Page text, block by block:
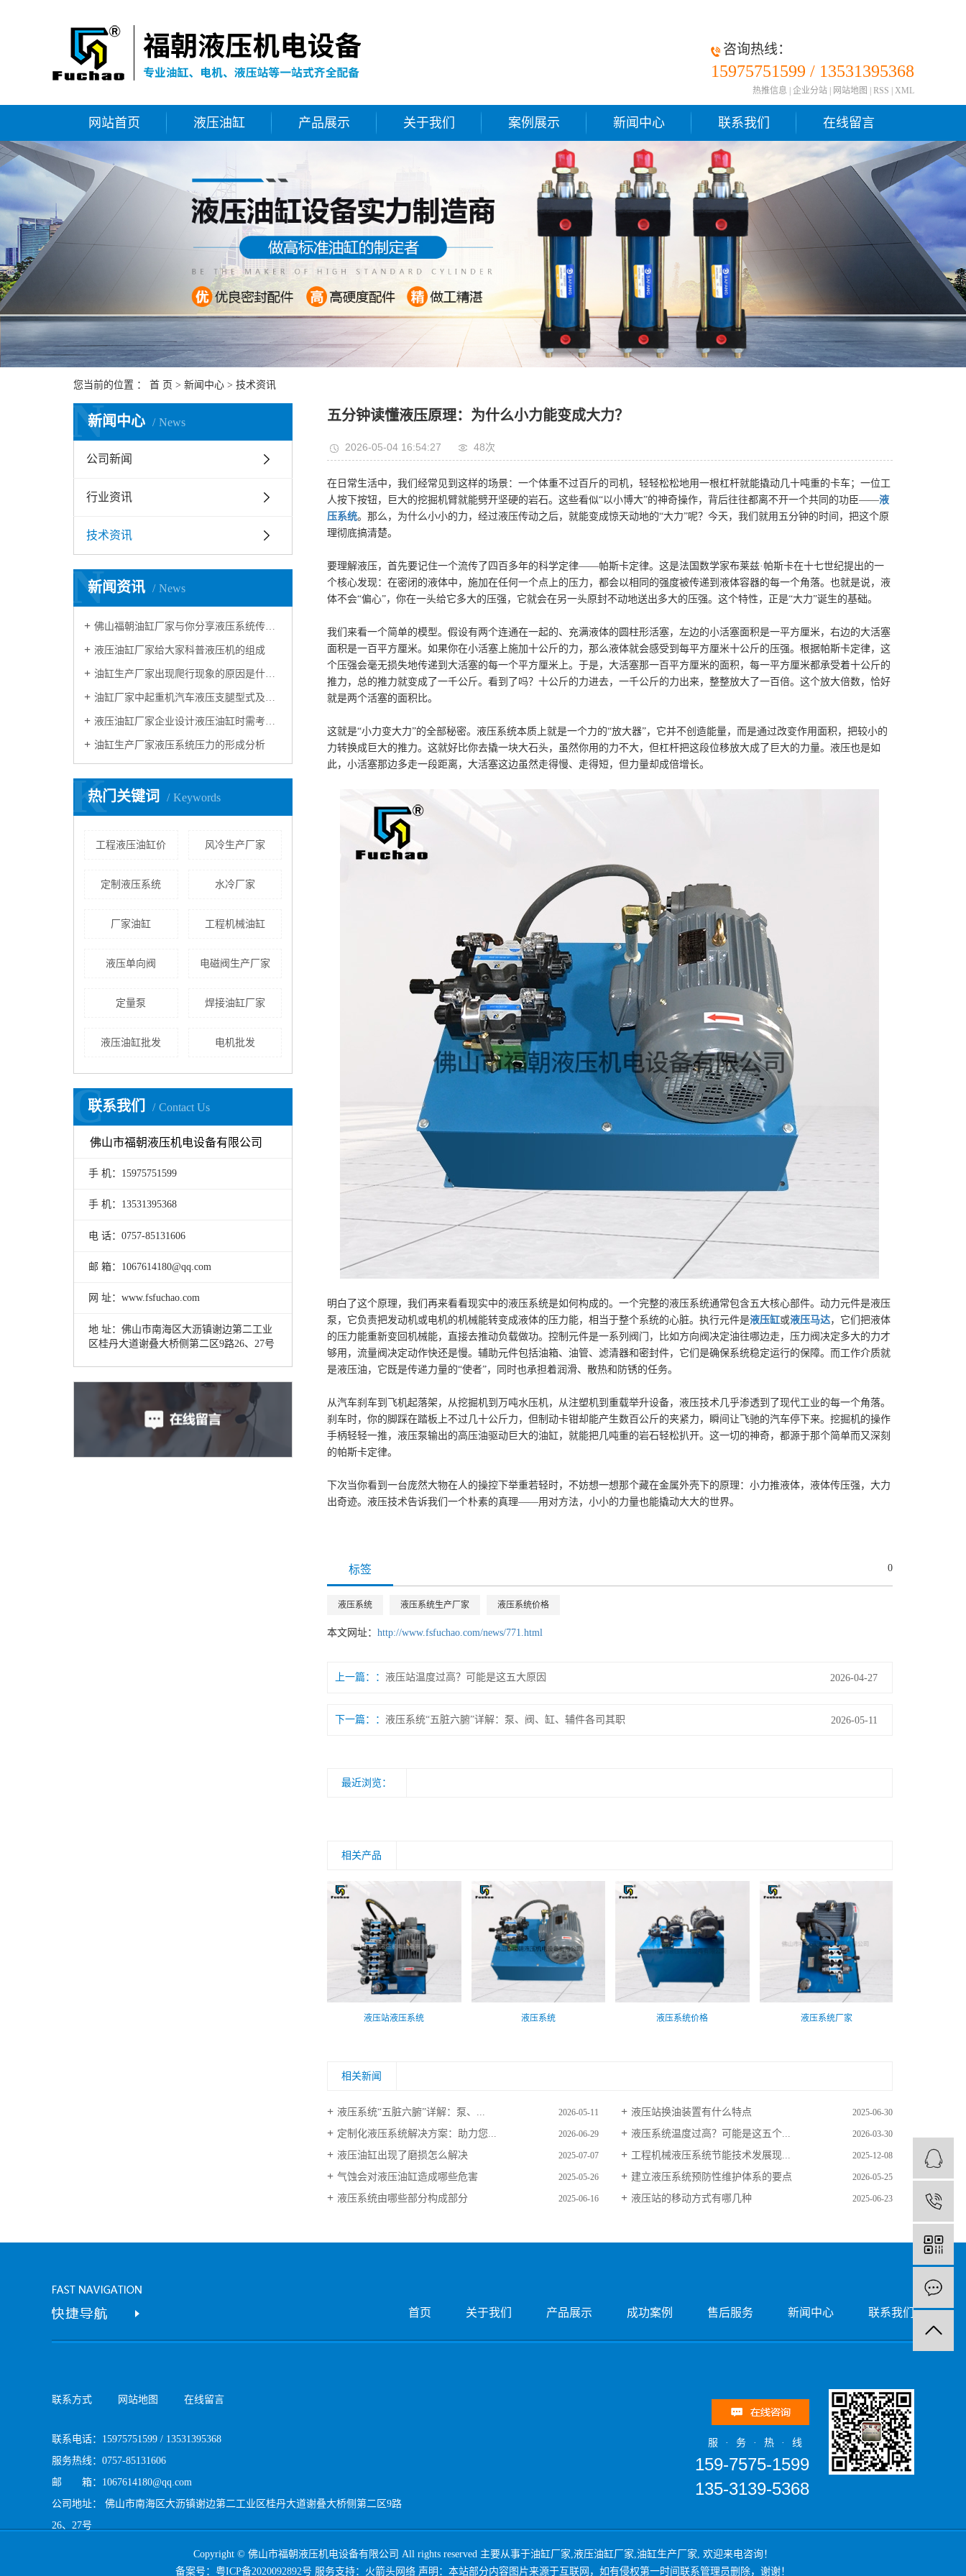
咨询热线：
15975751599 / 13531395368
热推信息 企业分站 网站地图 RSS XML
网站首页 液压油缸 产品展示 关于我们 案例展示 新闻中心 联系我们 在线留言
您当前的位置 ： 首 页 > 新闻中心 > 技术资讯
新闻中心 News
N
公司新闻
行业资讯
技术资讯
新闻资讯 News
N
佛山福朝油缸厂家与你分享液压系统传动的特点
液压油缸厂家给大家科普液压机的组成
油缸生产厂家出现爬行现象的原因是什么？如何解决？
油缸厂家中起重机汽车液压支腿型式及维修的细节！
液压油缸厂家企业设计液压油缸时需考虑的因素
油缸生产厂家液压系统压力的形成分析
热门关键词 Keywords
K
工程液压油缸价 风冷生产厂家
定制液压系统 水冷厂家
厂家油缸 工程机械油缸
液压单向阀 电磁阀生产厂家
定量泵 焊接油缸厂家
液压油缸批发 电机批发
联系我们 Contact Us
C
佛山市福朝液压机电设备有限公司
手 机：15975751599
手 机：13531395368
电 话：0757-85131606
邮 箱：1067614180@qq.com
网 址：www.fsfuchao.com
地 址：佛山市南海区大沥镇谢边第二工业
区桂丹大道谢叠大桥侧第二区9路26、27号
五分钟读懂液压原理：为什么小力能变成大力？
2026-05-04 16:54:27 48次
在日常生活中，我们经常见到这样的场景：一个体重不过百斤的司机，轻轻松松地用一根杠杆就能撬动几十吨重的卡车；一位工
人按下按钮，巨大的挖掘机臂就能劈开坚硬的岩石。这些看似“以小博大”的神奇操作，背后往往都离不开一个共同的功臣——液
压系统。那么，为什么小小的力，经过液压传动之后，就能变成惊天动地的“大力”呢？今天，我们就用五分钟的时间，把这个原
理彻底搞清楚。
要理解液压，首先要记住一个流传了四百多年的科学定律——帕斯卡定律。这是法国数学家布莱兹·帕斯卡在十七世纪提出的一
个核心发现：在密闭的液体中，施加在任何一个点上的压力，都会以相同的强度被传递到液体容器的每一个角落。也就是说，液
体不会“偏心”，你在一头给它多大的压强，它就会在另一头原封不动地送出多大的压强。这个特性，正是“大力”诞生的基础。
我们来看一个简单的模型。假设有两个连通在一起的、充满液体的圆柱形活塞，左边的小活塞面积是一平方厘米，右边的大活塞
面积是一百平方厘米。如果你在小活塞上施加十公斤的力，那么液体就会感受到每平方厘米十公斤的压强。根据帕斯卡定律，这
个压强会毫无损失地传递到大活塞的每一个平方厘米上。于是，大活塞那一百平方厘米的面积，每一平方厘米都承受着十公斤的
推力，总的推力就变成了一千公斤。看到了吗？十公斤的力进去，一千公斤的力出来，整整放大了一百倍。这个放大倍数，恰好
就是两个活塞的面积比。
这就是“小力变大力”的全部秘密。液压系统本质上就是一个力的“放大器”，它并不创造能量，而是通过改变作用面积，把较小的
力转换成巨大的推力。这就好比你去撬一块大石头，虽然你用的力不大，但杠杆把这段位移放大成了巨大的力量。液压也是如
此，小活塞那边多走一段距离，大活塞这边虽然走得慢、走得短，但力量却成倍增长。
明白了这个原理，我们再来看看现实中的液压系统是如何构成的。一个完整的液压系统通常包含五大核心部件。动力元件是液压
泵，它负责把发动机或电机的机械能转变成液体的压力能，相当于整个系统的心脏。执行元件是液压缸或液压马达，它们把液体
的压力能重新变回机械能，直接去推动负载做功。控制元件是一系列阀门，比如方向阀决定油往哪边走，压力阀决定多大的力才
够用，流量阀决定动作快还是慢。辅助元件包括油箱、油管、滤清器和密封件，它们是确保系统稳定运行的保障。而工作介质就
是液压油，它既是传递力量的“使者”，同时也承担着润滑、散热和防锈的任务。
从汽车刹车到飞机起落架，从挖掘机到万吨水压机，从注塑机到重载举升设备，液压技术几乎渗透到了现代工业的每一个角落。
刹车时，你的脚踩在踏板上不过几十公斤力，但制动卡钳却能产生数百公斤的夹紧力，瞬间让飞驰的汽车停下来。挖掘机的操作
手柄轻轻一推，液压泵输出的高压油驱动巨大的油缸，就能把几吨重的岩石轻松扒开。这一切的神奇，都源于那个简单而又深刻
的帕斯卡定律。
下次当你看到一台庞然大物在人的操控下举重若轻时，不妨想一想那个藏在金属外壳下的原理：小力推液体，液体传压强，大力
出奇迹。液压技术告诉我们一个朴素的真理——用对方法，小小的力量也能撬动大大的世界。
标签 0
液压系统 液压系统生产厂家 液压系统价格
本文网址： http://www.fsfuchao.com/news/771.html
上一篇： 液压站温度过高？可能是这五大原因 2026-04-27
下一篇： 液压系统“五脏六腑”详解：泵、阀、缸、辅件各司其职 2026-05-11
最近浏览：
相关产品
液压站液压系统 液压系统 液压系统价格 液压系统厂家
相关新闻
液压系统“五脏六腑”详解：泵、... 2026-05-11 液压站换油装置有什么特点 2025-06-30
定制化液压系统解决方案：助力您... 2026-06-29 液压系统温度过高？可能是这五个... 2026-03-30
液压油缸出现了磨损怎么解决 2025-07-07 工程机械液压系统节能技术发展现... 2025-12-08
气蚀会对液压油缸造成哪些危害 2025-05-26 建立液压系统预防性维护体系的要点 2026-05-25
液压系统由哪些部分构成部分 2025-06-16 液压站的移动方式有哪几种 2025-06-23
首页 关于我们 产品展示 成功案例 售后服务 新闻中心 联系我们
联系方式 网站地图 在线留言
联系电话：15975751599 / 13531395368
服务热线：0757-85131606
邮 箱：1067614180@qq.com
公司地址： 佛山市南海区大沥镇谢边第二工业区桂丹大道谢叠大桥侧第二区9路
26、27号
服·务·热·线
159-7575-1599
135-3139-5368
Copyright © 佛山市福朝液压机电设备有限公司 All rights reserved 主要从事于油缸厂家 液压油缸厂家 油缸生产厂家 , 欢迎来电咨询！
备案号： 粤ICP备2020092892号 服务支持： 火箭头网络 声明：本站部分内容图片来源于互联网，如有侵权第一时间联系管理员删除，谢谢！